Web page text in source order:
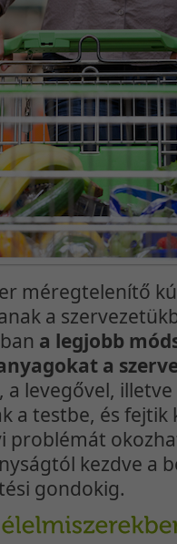
méregtelenítő
a
a legjobb
a
a levegővel,
a testbe, és fejtik
problémát
kezdve a
gondokig.